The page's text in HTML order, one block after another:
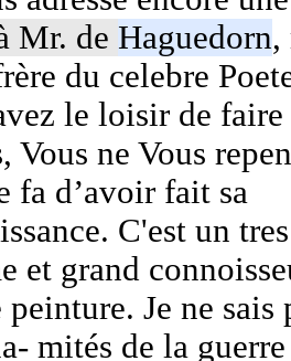
Mr. de Haguedorn,
du celebre
le loisir de faire
Vous ne Vous
fa d’avoir fait sa
C'est un
et grand
Je ne sais
mités de la